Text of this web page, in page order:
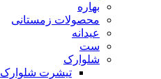
بهاره
محصولات زمستانی
عیدانه
ست
شلوارک
تیشرت شلوارک